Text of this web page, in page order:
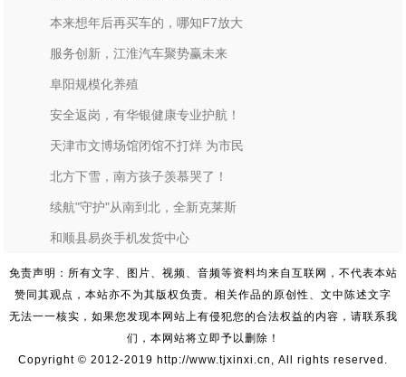
本来想年后再买车的，哪知F7放大
服务创新，江淮汽车聚势赢未来
阜阳规模化养殖
安全返岗，有华银健康专业护航！
天津市文博场馆闭馆不打烊 为市民
北方下雪，南方孩子羡慕哭了！
续航"守护"从南到北，全新克莱斯
和顺县易炎手机发货中心
免责声明：所有文字、图片、视频、音频等资料均来自互联网，不代表本站
赞同其观点，本站亦不为其版权负责。相关作品的原创性、文中陈述文字
无法一一核实，如果您发现本网站上有侵犯您的合法权益的内容，请联系我
们，本网站将立即予以删除！
Copyright © 2012-2019 http://www.tjxinxi.cn, All rights reserved.